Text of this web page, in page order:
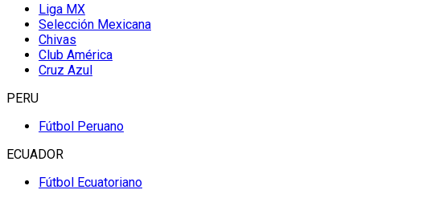
Liga MX
Selección Mexicana
Chivas
Club América
Cruz Azul
PERU
Fútbol Peruano
ECUADOR
Fútbol Ecuatoriano